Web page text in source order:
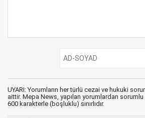
UYARI: Yorumların her türlü cezai ve hukuki
aittir. Mepa News, yapılan yorumlardan
600 karakterle (boşluklu) sınırlıdır.